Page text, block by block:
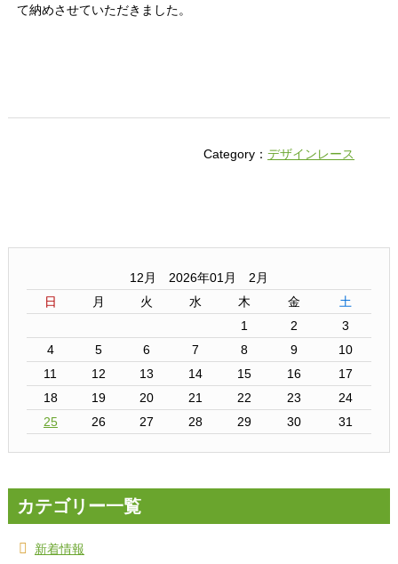
て納めさせていただきました。
Category：デザインレース
12月 2026年01月 2月
日
月 火 水 木 金
土
1
2
3
4
5 6 7 8 9
10
11
12 13 14 15 16
17
18
19 20 21 22 23
24
25
26 27 28 29 30 31
カテゴリー一覧
新着情報